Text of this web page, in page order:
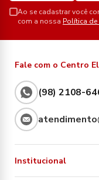
Ao se cadastrar você
com a nossa Política
Fale com o Centro
(98) 2108-
Institucional